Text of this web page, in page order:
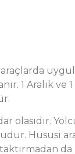
1 Aralık ve
olasıdır.
Hususi